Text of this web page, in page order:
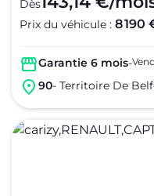
Dès
Prix du véhicule : 8 190
Garantie 6 mois-
90- Territoire De